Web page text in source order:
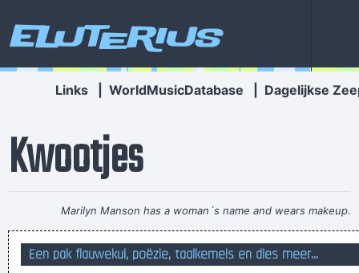
Eluterius
Links WorldMusicDatabase Dagelijkse
Kwootjes
Marilyn Manson has a woman´s name and wears makeup.
How original.~ Alice Cooper
Hedde gij nog wa plaats in uw doos??? (®Deef)
Een pak flauwekul, poëzie, taalkemels en dies meer...